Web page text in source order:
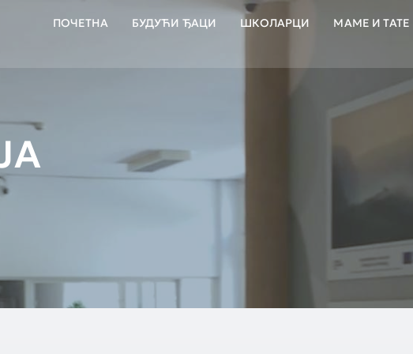
ПОЧЕТНА БУДУЋИ ЂАЦИ ШКОЛАРЦИ МАМЕ И ТАТЕ